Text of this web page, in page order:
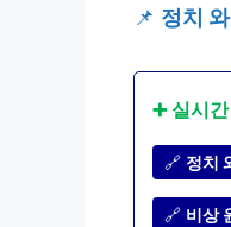
📌 정치
➕ 실시
🔗 정치
🔗 비상